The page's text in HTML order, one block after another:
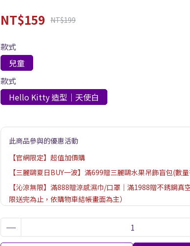
NT$159 NT$199
款式
兒童
款式
Hello Kitty 造型｜天使白
此商品參與的優惠活動
【官網限定】超值加價購
【三麗鷗夏日BUY一波】滿699贈三麗鷗水果吊飾盲包(數
【沁涼無限】滿888贈涼感濕巾/口罩｜滿1988贈不銹鋼真
限送完為止，依購物車結帳畫面為主）
【官網限定】新品加碼送5%購物金